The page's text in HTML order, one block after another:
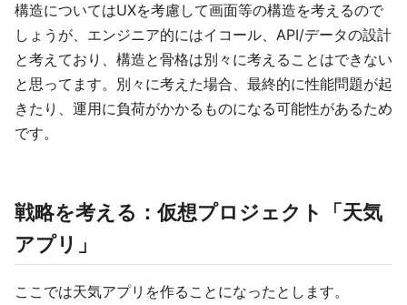
構造についてはUXを考慮して画面等の構造を考えるので
しょうが、エンジニア的にはイコール、API/データの設計
と考えており、構造と骨格は別々に考えることはできない
と思ってます。別々に考えた場合、最終的に性能問題が起
きたり、運用に負荷がかかるものになる可能性があるため
です。
戦略を考える：仮想プロジェクト「天気
アプリ」
ここでは天気アプリを作ることになったとします。